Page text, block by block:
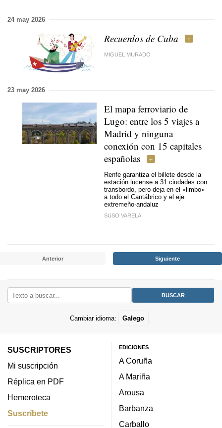
24 may 2026
Recuerdos de Cuba
MIGUEL MURADO
23 may 2026
El mapa ferroviario de
Lugo: entre los 5 viajes a
Madrid y ninguna
conexión con 15 capitales
españolas
Renfe garantiza el billete desde la
estación lucense a 31 ciudades con
transbordo, pero deja en el «limbo»
a todo el Cantábrico y el eje
extremeño-andaluz
SUSO VARELA
Anterior Siguiente
Cambiar idioma: Galego
SUSCRIPTORES
Mi suscripción
Réplica en PDF
Hemeroteca
Suscríbete
EDICIONES
A Coruña
A Mariña
Arousa
Barbanza
Carballo